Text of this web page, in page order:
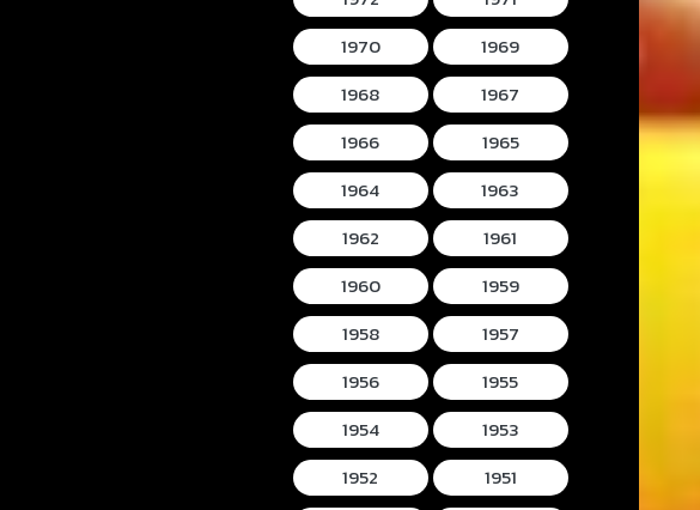
1970
1969
1968
1967
1966
1965
1964
1963
1962
1961
1960
1959
1958
1957
1956
1955
1954
1953
1952
1951